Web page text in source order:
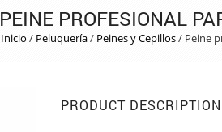
PEINE PROFESIONAL
Inicio / Peluquería/ Peines y Cepillos/ Peine
PRODUCT DESCRIPTION